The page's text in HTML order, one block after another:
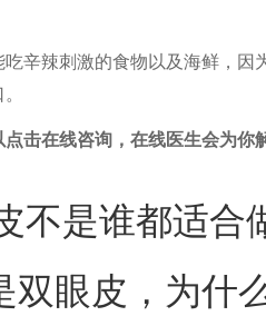
辛辣刺激的食物以及海鲜，因
击在线咨询，在线医生会为你
不是谁都适合
双眼皮，为什